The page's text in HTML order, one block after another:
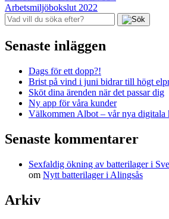
Arbetsmiljöbokslut 2022
Senaste inläggen
Dags för ett dopp?!
Brist på vind i juni bidrar till högt
Sköt dina ärenden när det passar dig
Ny app för våra kunder
Välkommen Albot – vår nya digitala
Senaste kommentarer
Sexfaldig ökning av batterilager i
om Nytt batterilager i Alingsås
Arkiv